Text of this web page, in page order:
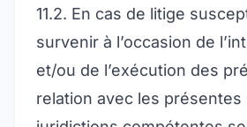
11.2. En cas de litige
survenir à l’occasion de
et/ou de l’exécution des
relation avec les présentes